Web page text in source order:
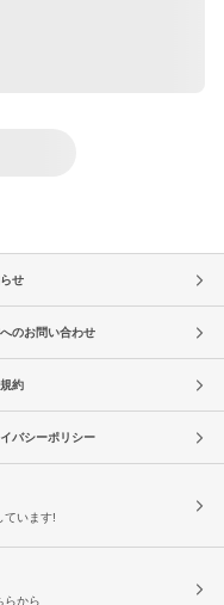
せ
のお問い合わせ
約
バシーポリシー
ています!
らから